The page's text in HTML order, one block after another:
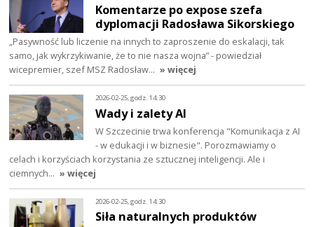
Komentarze po expose szefa
dyplomacji Radosława Sikorskiego
„Pasywność lub liczenie na innych to zaproszenie do eskalacji, tak
samo, jak wykrzykiwanie, że to nie nasza wojna” - powiedział
wicepremier, szef MSZ Radosław… » więcej
2026-02-25, godz. 14:30
Wady i zalety AI
W Szczecinie trwa konferencja "Komunikacja z AI
- w edukacji i w biznesie". Porozmawiamy o
celach i korzyściach korzystania ze sztucznej inteligencji. Ale i
ciemnych… » więcej
2026-02-25, godz. 14:30
Siła naturalnych produktów